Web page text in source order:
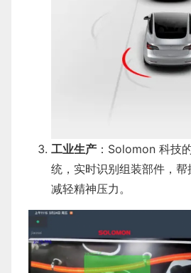
工业生产 ：Solomon 科技
统，实时识别组装部件，帮
减轻精神压力。